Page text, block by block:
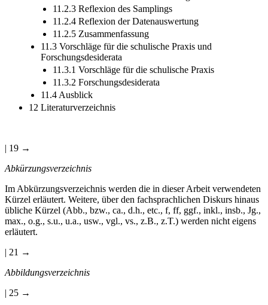
11.2.2 Reflexion der Datenerhebungsinstrumente
11.2.3 Reflexion des Samplings
11.2.4 Reflexion der Datenauswertung
11.2.5 Zusammenfassung
11.3 Vorschläge für die schulische Praxis und
Forschungsdesiderata
11.3.1 Vorschläge für die schulische Praxis
11.3.2 Forschungsdesiderata
11.4 Ausblick
Im Abkürzungsverzeichnis werden die in dieser Arbeit verwendeten
Kürzel erläutert. Weitere, über den fachsprachlichen Diskurs hinaus
übliche Kürzel (Abb., bzw., ca., d.h., etc., f, ff, ggf., inkl., insb., Jg.,
max., o.g., s.u., u.a., usw., vgl., vs., z.B., z.T.) werden nicht eigens